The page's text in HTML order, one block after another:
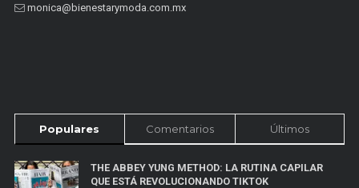
monica@bienestarymoda.com.mx
Populares Comentarios Últimos
THE ABBEY YUNG METHOD: LA RUTINA CAPILAR
QUE ESTÁ REVOLUCIONANDO TIKTOK